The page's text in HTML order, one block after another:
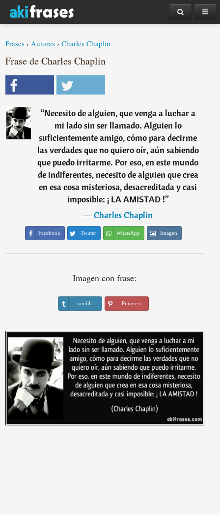
Frases ›Autores ›Charles Chaplin
Frase de Charles Chaplin
“Necesito de alguien, que venga a luchar a
mi lado sin ser llamado. Alguien lo
suficientemente amigo, cómo para decirme
las verdades que no quiero oír, aún sabiendo
que puedo irritarme. Por eso, en este mundo
de indiferentes, necesito de alguien que crea
en esa cosa misteriosa, desacreditada y casi
imposible: ¡ LA AMISTAD !”
―Charles Chaplin
Facebook Twitter WhatsApp Imagen
Imagen con frase:
tumblr Pinterest